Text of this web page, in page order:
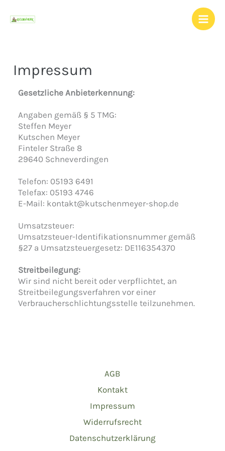
Inhalt
Impressum
Gesetzliche Anbieterkennung:
Angaben gemäß § 5 TMG:
Steffen Meyer
Kutschen Meyer
Finteler Straße 8
29640 Schneverdingen
Telefon: 05193 6491
Telefax: 05193 4746
E-Mail: kontakt@kutschenmeyer-shop.de
Umsatzsteuer:
Umsatzsteuer-Identifikationsnummer gemäß
§27 a Umsatzsteuergesetz: DE116354370
Streitbeilegung:
Wir sind nicht bereit oder verpflichtet, an
Streitbeilegungsverfahren vor einer
Verbraucherschlichtungsstelle teilzunehmen.
AGB
Kontakt
Impressum
Widerrufsrecht
Datenschutzerklärung